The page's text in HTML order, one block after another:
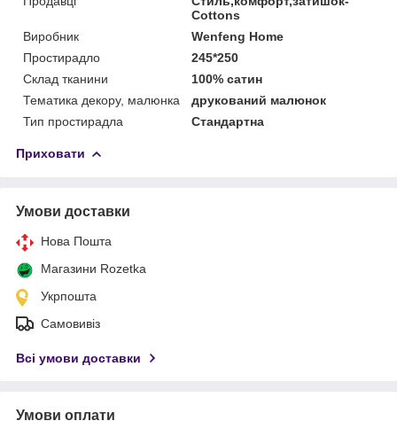
Cottons
Виробник
Wenfeng Home
Простирадло
245*250
Склад тканини
100% сатин
Тематика декору, малюнка
друкований малюнок
Тип простирадла
Стандартна
Приховати
Умови доставки
Нова Пошта
Магазини Rozetka
Укрпошта
Самовивіз
Всі умови доставки
Умови оплати